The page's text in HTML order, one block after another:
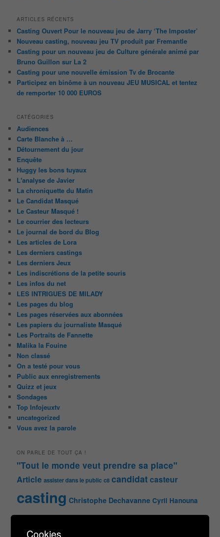
ARTICLES RÉCENTS
Casting Ouvert Pour le nouveau jeu de Jarry ‘The Imposter’
Nouveau casting, nouveau jeu TV produit par Fremantle
Casting pour un nouveau jeu de Culture générale animé par
Bruno Guillon sur La 2
Casting pour une nouvelle émission Tv de Brocante
Participez en binôme à un nouveau JEU MUSICAL et tentez
de remporter 10 000 EUROS
CATÉGORIES
Audiences
Carte Blanche à …
Détournement du jour
Enquête
Huggy les bons tuyaux
L'analyse de Javier
La chroniquette du Matin
Le Candidat Masqué
Le Casteur Masqué !
Le courrier des lecteurs
Le journal de bord du Blog
Les articles de Lora
Les derniers castings
Les derniers Jeux
Les indiscrétions de la petite souris
Les infos du net
LES INTRIGUES DE MILADY
Les pages du blog
Les pages réservées aux abonnées
Les papiers du journaliste Masqué
Les Portraits de Fannette
Malika la Fouine
Non classé
On a testé pour vous
Public aux enregistrements
Quizz et jeux
Sondages
Top Infojeuxtv
uncategorized
Vous avez la parole
ON PARLE DE TOUT ÇA !
"Tout le monde veut prendre sa place"
Article assister dans le public c8 candidatcasteur
casting Christophe Dechavanne Cyril Hanouna
france 2
Cookies